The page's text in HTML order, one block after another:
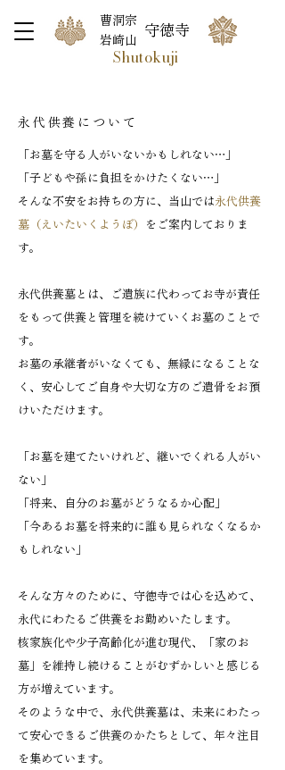
曹洞宗
岩崎山
守徳寺
Shutokuji
永代供養について
「お墓を守る人がいないかもしれない…」
「子どもや孫に負担をかけたくない…」
そんな不安をお持ちの方に、当山では永代供養
墓（えいたいくようぼ）
をご案内しておりま
す。
永代供養墓とは、ご遺族に代わってお寺が責任
をもって供養と管理を続けていくお墓のことで
す。
お墓の承継者がいなくても、無縁になることな
く、安心してご自身や大切な方のご遺骨をお預
けいただけます。
「お墓を建てたいけれど、継いでくれる人がい
ない」
「将来、自分のお墓がどうなるか心配」
「今あるお墓を将来的に誰も見られなくなるか
もしれない」
そんな方々のために、守徳寺では心を込めて、
永代にわたるご供養をお勤めいたします。
核家族化や少子高齢化が進む現代、「家のお
墓」を維持し続けることがむずかしいと感じる
方が増えています。
そのような中で、永代供養墓は、未来にわたっ
て安心できるご供養のかたちとして、年々注目
を集めています。